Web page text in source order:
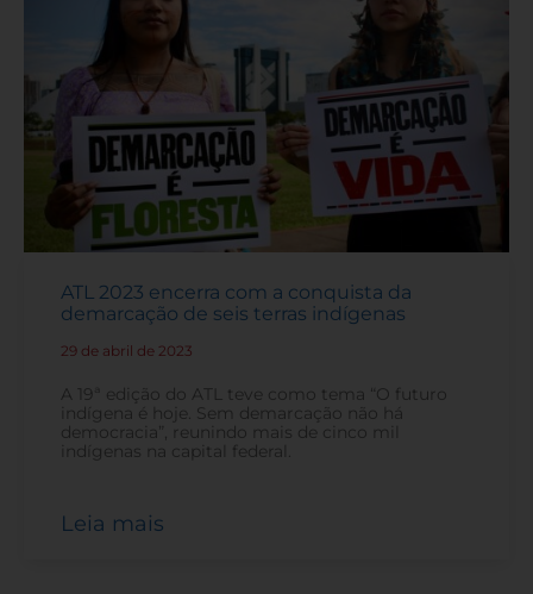
ATL 2023 encerra com a conquista da
demarcação de seis terras indígenas
29 de abril de 2023
A 19ª edição do ATL teve como tema “O futuro
indígena é hoje. Sem demarcação não há
democracia”, reunindo mais de cinco mil
indígenas na capital federal.
Leia mais